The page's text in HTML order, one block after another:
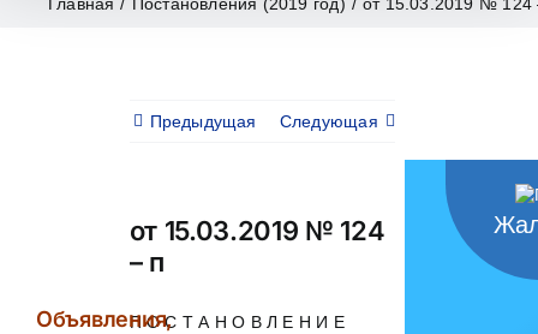
Предыдущая Следующая
от 15.03.2019 № 124
– п
П О С Т А Н О В Л Е Н И Е
Объявления,